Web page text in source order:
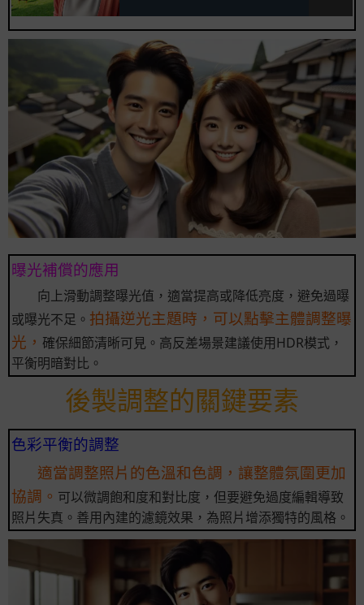
曝光補償的應用
向上滑動調整曝光值，適當提高或降低亮度，避免過曝
或曝光不足。 拍攝逆光主題時，可以點擊主體調整曝
光， 確保細節清晰可見。高反差場景建議使用HDR模式，
平衡明暗對比。
後製調整的關鍵要素
色彩平衡的調整
適當調整照片的色溫和色調，讓整體氛圍更加
協調。 可以微調飽和度和對比度，但要避免過度編輯導致
照片失真。善用內建的濾鏡效果，為照片增添獨特的風格。